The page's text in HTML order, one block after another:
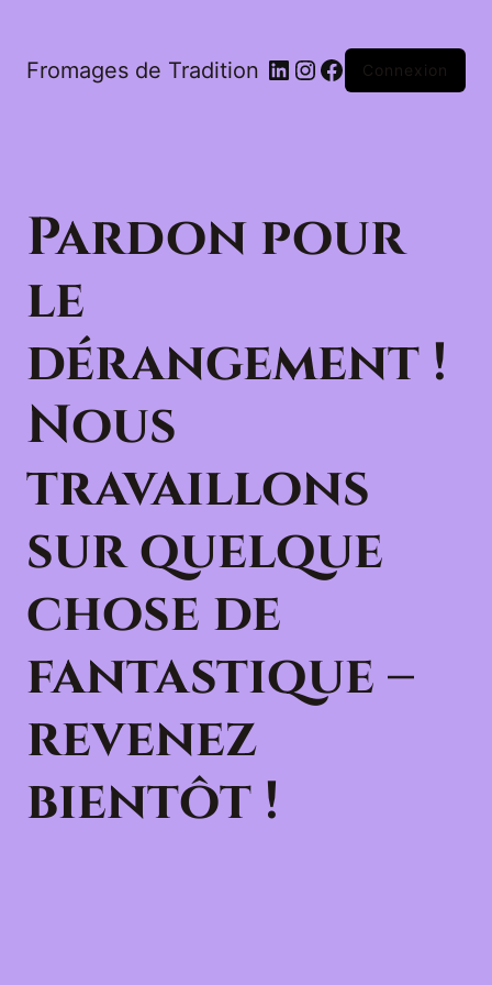
Fromages de Tradition LinkedIn
Instagram
Facebook
Connexion
Pardon pour
le
dérangement !
Nous
travaillons
sur quelque
chose de
fantastique –
revenez
bientôt !